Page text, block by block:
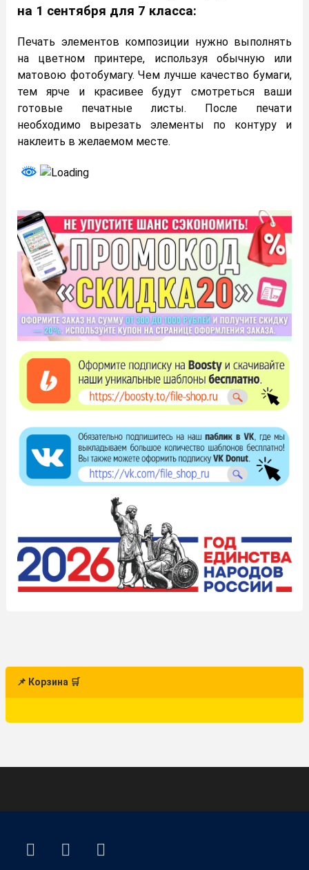
на 1 сентября для 7 класса:
Печать элементов композиции нужно выполнять
на цветном принтере, используя обычную или
матовою фотобумагу. Чем лучше качество бумаги,
тем ярче и красивее будут смотреться ваши
готовые печатные листы. После печати
необходимо вырезать элементы по контуру и
наклеить в желаемом месте.
📌 Корзина 🛒
ВКонтакте
YouTube
E-mail